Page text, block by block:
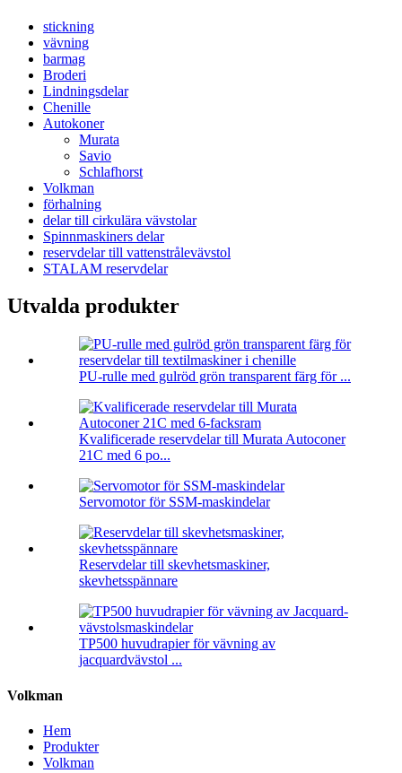
stickning
vävning
barmag
Broderi
Lindningsdelar
Chenille
Autokoner
Murata
Savio
Schlafhorst
Volkman
förhalning
delar till cirkulära vävstolar
Spinnmaskiners delar
reservdelar till vattenstrålevävstol
STALAM reservdelar
Utvalda produkter
PU-rulle med gulröd grön transparent färg för ...
Kvalificerade reservdelar till Murata Autoconer
21C med 6 po...
Servomotor för SSM-maskindelar
Reservdelar till skevhetsmaskiner,
skevhetsspännare
TP500 huvudrapier för vävning av
jacquardvävstol ...
Volkman
Hem
Produkter
Volkman